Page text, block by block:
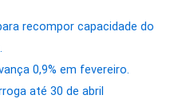
recompor capacidade do
0,9% em fevereiro.
até 30 de abril